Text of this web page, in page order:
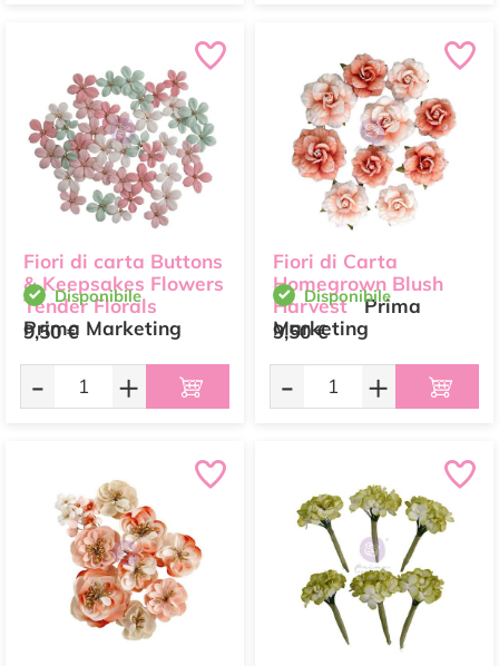
Fiori di carta Buttons
& Keepsakes Flowers
Tender Florals
Prima Marketing
Disponibile
9,50 €
- +
Fiori di Carta
Homegrown Blush
Harvest Prima
Marketing
Disponibile
9,50 €
- +